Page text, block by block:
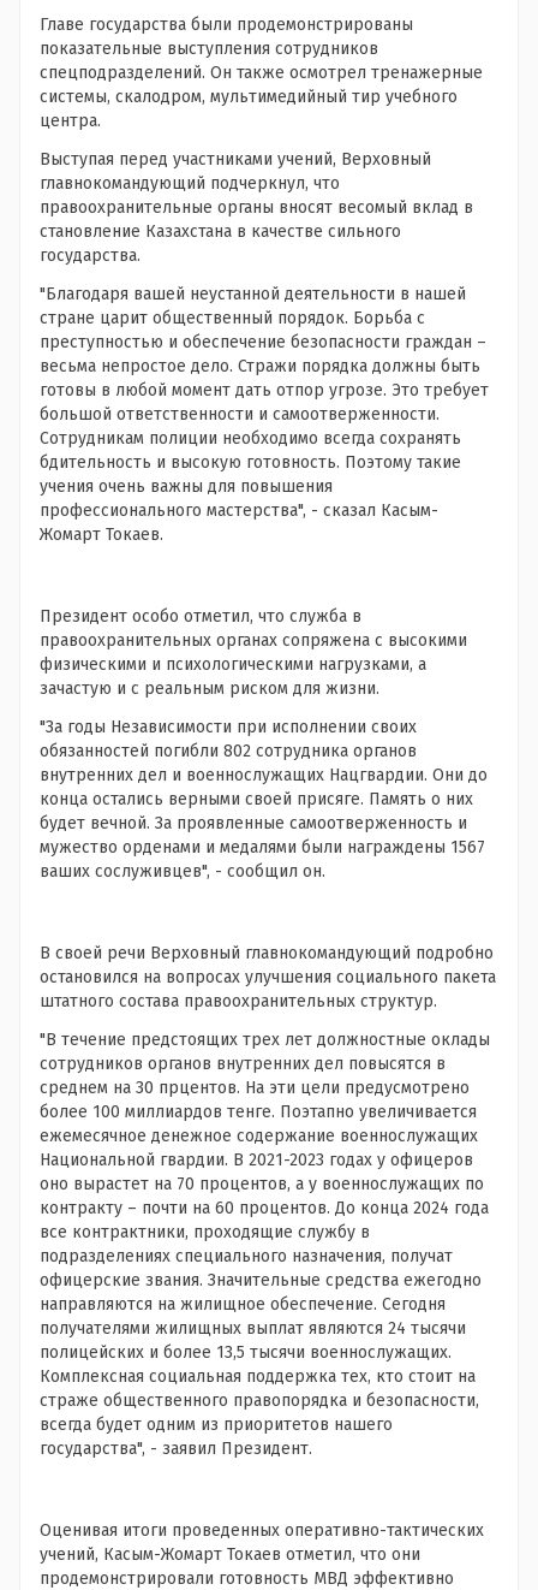
Главе государства были продемонстрированы
показательные выступления сотрудников
спецподразделений. Он также осмотрел тренажерные
системы, скалодром, мультимедийный тир учебного
центра.
Выступая перед участниками учений, Верховный
главнокомандующий подчеркнул, что
правоохранительные органы вносят весомый вклад в
становление Казахстана в качестве сильного
государства.
"Благодаря вашей неустанной деятельности в нашей
стране царит общественный порядок. Борьба с
преступностью и обеспечение безопасности граждан –
весьма непростое дело. Стражи порядка должны быть
готовы в любой момент дать отпор угрозе. Это требует
большой ответственности и самоотверженности.
Сотрудникам полиции необходимо всегда сохранять
бдительность и высокую готовность. Поэтому такие
учения очень важны для повышения
профессионального мастерства", - сказал Касым-
Жомарт Токаев.
Президент особо отметил, что служба в
правоохранительных органах сопряжена с высокими
физическими и психологическими нагрузками, а
зачастую и с реальным риском для жизни.
"За годы Независимости при исполнении своих
обязанностей погибли 802 сотрудника органов
внутренних дел и военнослужащих Нацгвардии. Они до
конца остались верными своей присяге. Память о них
будет вечной. За проявленные самоотверженность и
мужество орденами и медалями были награждены 1567
ваших сослуживцев", - сообщил он.
В своей речи Верховный главнокомандующий подробно
остановился на вопросах улучшения социального пакета
штатного состава правоохранительных структур.
"В течение предстоящих трех лет должностные оклады
сотрудников органов внутренних дел повысятся в
среднем на 30 прцентов. На эти цели предусмотрено
более 100 миллиардов тенге. Поэтапно увеличивается
ежемесячное денежное содержание военнослужащих
Национальной гвардии. В 2021-2023 годах у офицеров
оно вырастет на 70 процентов, а у военнослужащих по
контракту – почти на 60 процентов. До конца 2024 года
все контрактники, проходящие службу в
подразделениях специального назначения, получат
офицерские звания. Значительные средства ежегодно
направляются на жилищное обеспечение. Сегодня
получателями жилищных выплат являются 24 тысячи
полицейских и более 13,5 тысячи военнослужащих.
Комплексная социальная поддержка тех, кто стоит на
страже общественного правопорядка и безопасности,
всегда будет одним из приоритетов нашего
государства", - заявил Президент.
Оценивая итоги проведенных оперативно-тактических
учений, Касым-Жомарт Токаев отметил, что они
продемонстрировали готовность МВД эффективно